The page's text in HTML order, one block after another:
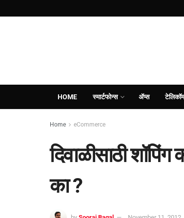
HOME स्मार्टफोन्स ॲप्स टेलिकॉम
Home eCommerce
दिवाळीसाठी
का ?